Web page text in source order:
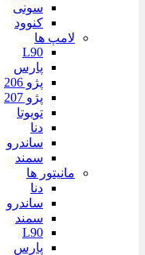
سونی
کنوود
لامپ ها
L90
پارس
پژو 206
پژو 207
تویوتا
دنا
ساندرو
سمند
مانیتور ها
دنا
ساندرو
سمند
L90
پارس